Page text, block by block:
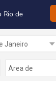
Rio de